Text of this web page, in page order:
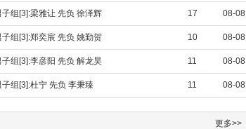
组[3]:梁雅让 先负 徐泽辉 17 08-08
组[3]:郑奕宸 先负 姚勤贺 10 08-08
组[3]:李彦阳 先负 解龙昊 11 08-08
组[3]:杜宁 先负 李秉臻 11 08-08
更多>>